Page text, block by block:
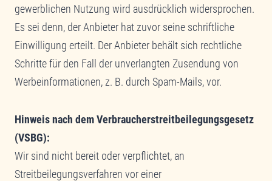
gewerblichen Nutzung wird ausdrücklich widersprochen.
Es sei denn, der Anbieter hat zuvor seine schriftliche
Einwilligung erteilt. Der Anbieter behält sich rechtliche
Schritte für den Fall der unverlangten Zusendung von
Werbeinformationen, z. B. durch Spam-Mails, vor.
Hinweis nach dem Verbraucherstreitbeilegungsgesetz
(VSBG):
Wir sind nicht bereit oder verpflichtet, an
Streitbeilegungsverfahren vor einer